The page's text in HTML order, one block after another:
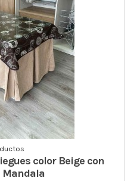
color Beige con
Mandala